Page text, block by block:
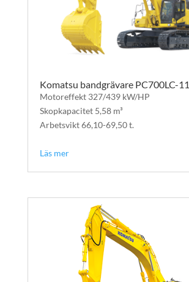
Komatsu bandgrävare PC700LC-11
Motoreffekt 327/439 kW/HP
Skopkapacitet 5,58 m³
Arbetsvikt 66,10-69,50 t.
Läs mer